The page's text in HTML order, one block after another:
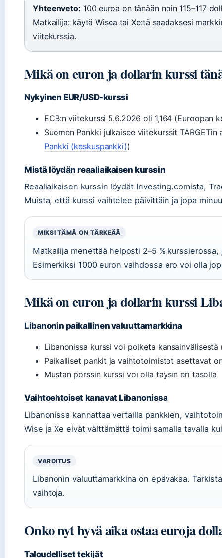
Yhteenveto: 100 euroa on tänään noin 115–117
Matkailija: käytä Wisea tai Xe:tä saadaksesi
viitekurssia.
Mikä on euron ja dollarin kurssi
Nykyinen EUR/USD-kurssi
ECB:n viitekurssi 5.6.2026 oli 1,164 (Euroopan
Suomen Pankki julkaisee viitekurssit
Pankki (keskuspankki))
Mistä löydän reaaliaikaisen kurssin
Reaaliaikaisen kurssin löydät Investing.comista,
Muista, että kurssi vaihtelee päivittäin ja jopa
MIKSI TÄMÄ ON TÄRKEÄÄ
Matkailija menettää helposti 2–5 %
Esimerkiksi 1000 euron vaihdossa ero voi olla
Mikä on euron ja dollarin kurssi
Libanonin paikallinen valuuttamarkkina
Libanonissa kurssi voi poiketa
Paikalliset pankit ja vaihtotoimistot asettavat
Mustan pörssin kurssi voi olla täysin eri tasolla
Vaihtoehtoiset kanavat Libanonissa
Libanonissa kannattaa vertailla pankkien,
Wise ja Xe eivät välttämättä toimi samalla tavalla
VAROITUS
Libanonin valuuttamarkkina on epävakaa.
vaihtoja.
Onko nyt hyvä aika ostaa euroja
Taloudelliset tekijät